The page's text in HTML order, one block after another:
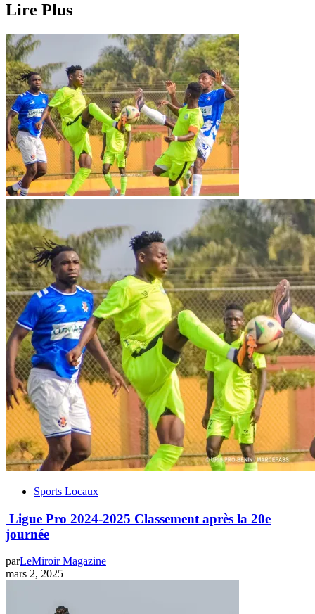
Lire Plus
Sports Locaux
Ligue Pro 2024-2025 Classement après la 20e
journée
parLeMiroir Magazine
mars 2, 2025